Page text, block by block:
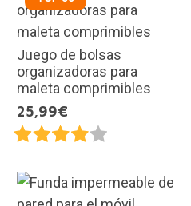
Juego de bolsas
organizadoras para
maleta comprimibles
25,99€